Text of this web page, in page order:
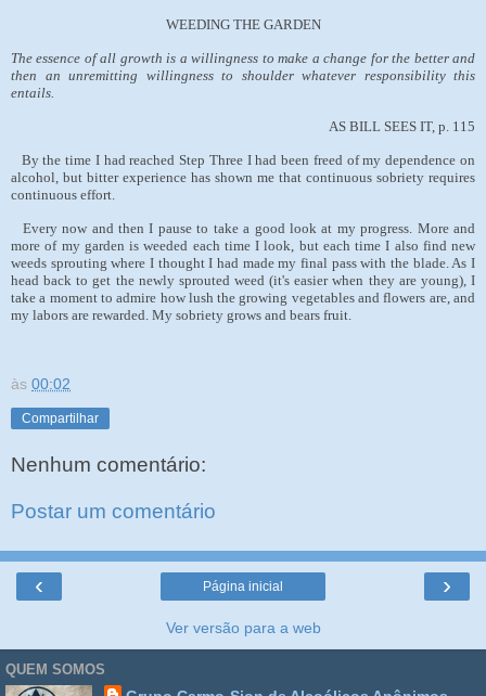
WEEDING THE GARDEN
The essence of all growth is a willingness to make a change for the better and
then an unremitting willingness to shoulder whatever responsibility this
entails.
AS BILL SEES IT, p. 115
By the time I had reached Step Three I had been freed of my dependence on
alcohol, but bitter experience has shown me that continuous sobriety requires
continuous effort.
Every now and then I pause to take a good look at my progress. More and
more of my garden is weeded each time I look, but each time I also find new
weeds sprouting where I thought I had made my final pass with the blade. As I
head back to get the newly sprouted weed (it's easier when they are young), I
take a moment to admire how lush the growing vegetables and flowers are, and
my labors are rewarded. My sobriety grows and bears fruit.
às 00:02
Compartilhar
Nenhum comentário:
Postar um comentário
‹ ›
Página inicial
Ver versão para a web
QUEM SOMOS